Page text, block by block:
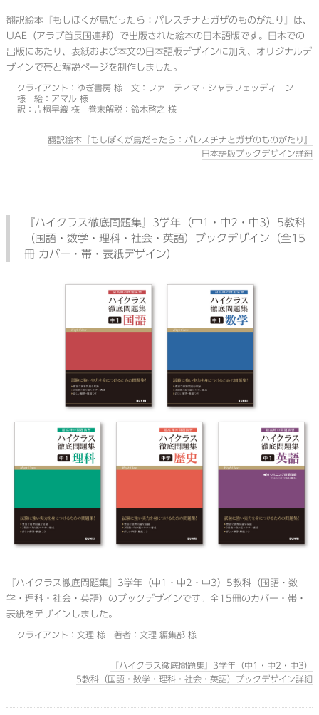
翻訳絵本『もしぼくが鳥だったら：パレスチナとガザのものがたり』は、
UAE（アラブ首長国連邦）で出版された絵本の日本語版です。日本での
出版にあたり、表紙および本文の日本語版デザインに加え、オリジナルデ
ザインで帯と解説ページを制作しました。
クライアント：ゆぎ書房 様 文：ファーティマ・シャラフェッディーン
様 絵：アマル 様
訳：片桐早織 様 巻末解説：鈴木啓之 様
翻訳絵本『もしぼくが鳥だったら：パレスチナとガザのものがたり』
日本語版ブックデザイン詳細
『ハイクラス徹底問題集』3学年（中1・中2・中3）5教科
（国語・数学・理科・社会・英語）ブックデザイン（全15
冊 カバー・帯・表紙デザイン）
『ハイクラス徹底問題集』3学年（中1・中2・中3）5教科（国語・数
学・理科・社会・英語）のブックデザインです。全15冊のカバー・帯・
表紙をデザインしました。
クライアント：文理 様 著者：文理 編集部 様
『ハイクラス徹底問題集』3学年（中1・中2・中3）
5教科（国語・数学・理科・社会・英語）ブックデザイン詳細